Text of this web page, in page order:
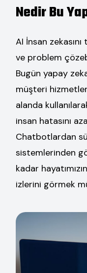
Nedir Bu
AI İnsan
ve problem
Bugün yapay
müşteri
alanda
insan hatasını
Chatbotlardan
sistemlerinden
kadar
izlerini görmek